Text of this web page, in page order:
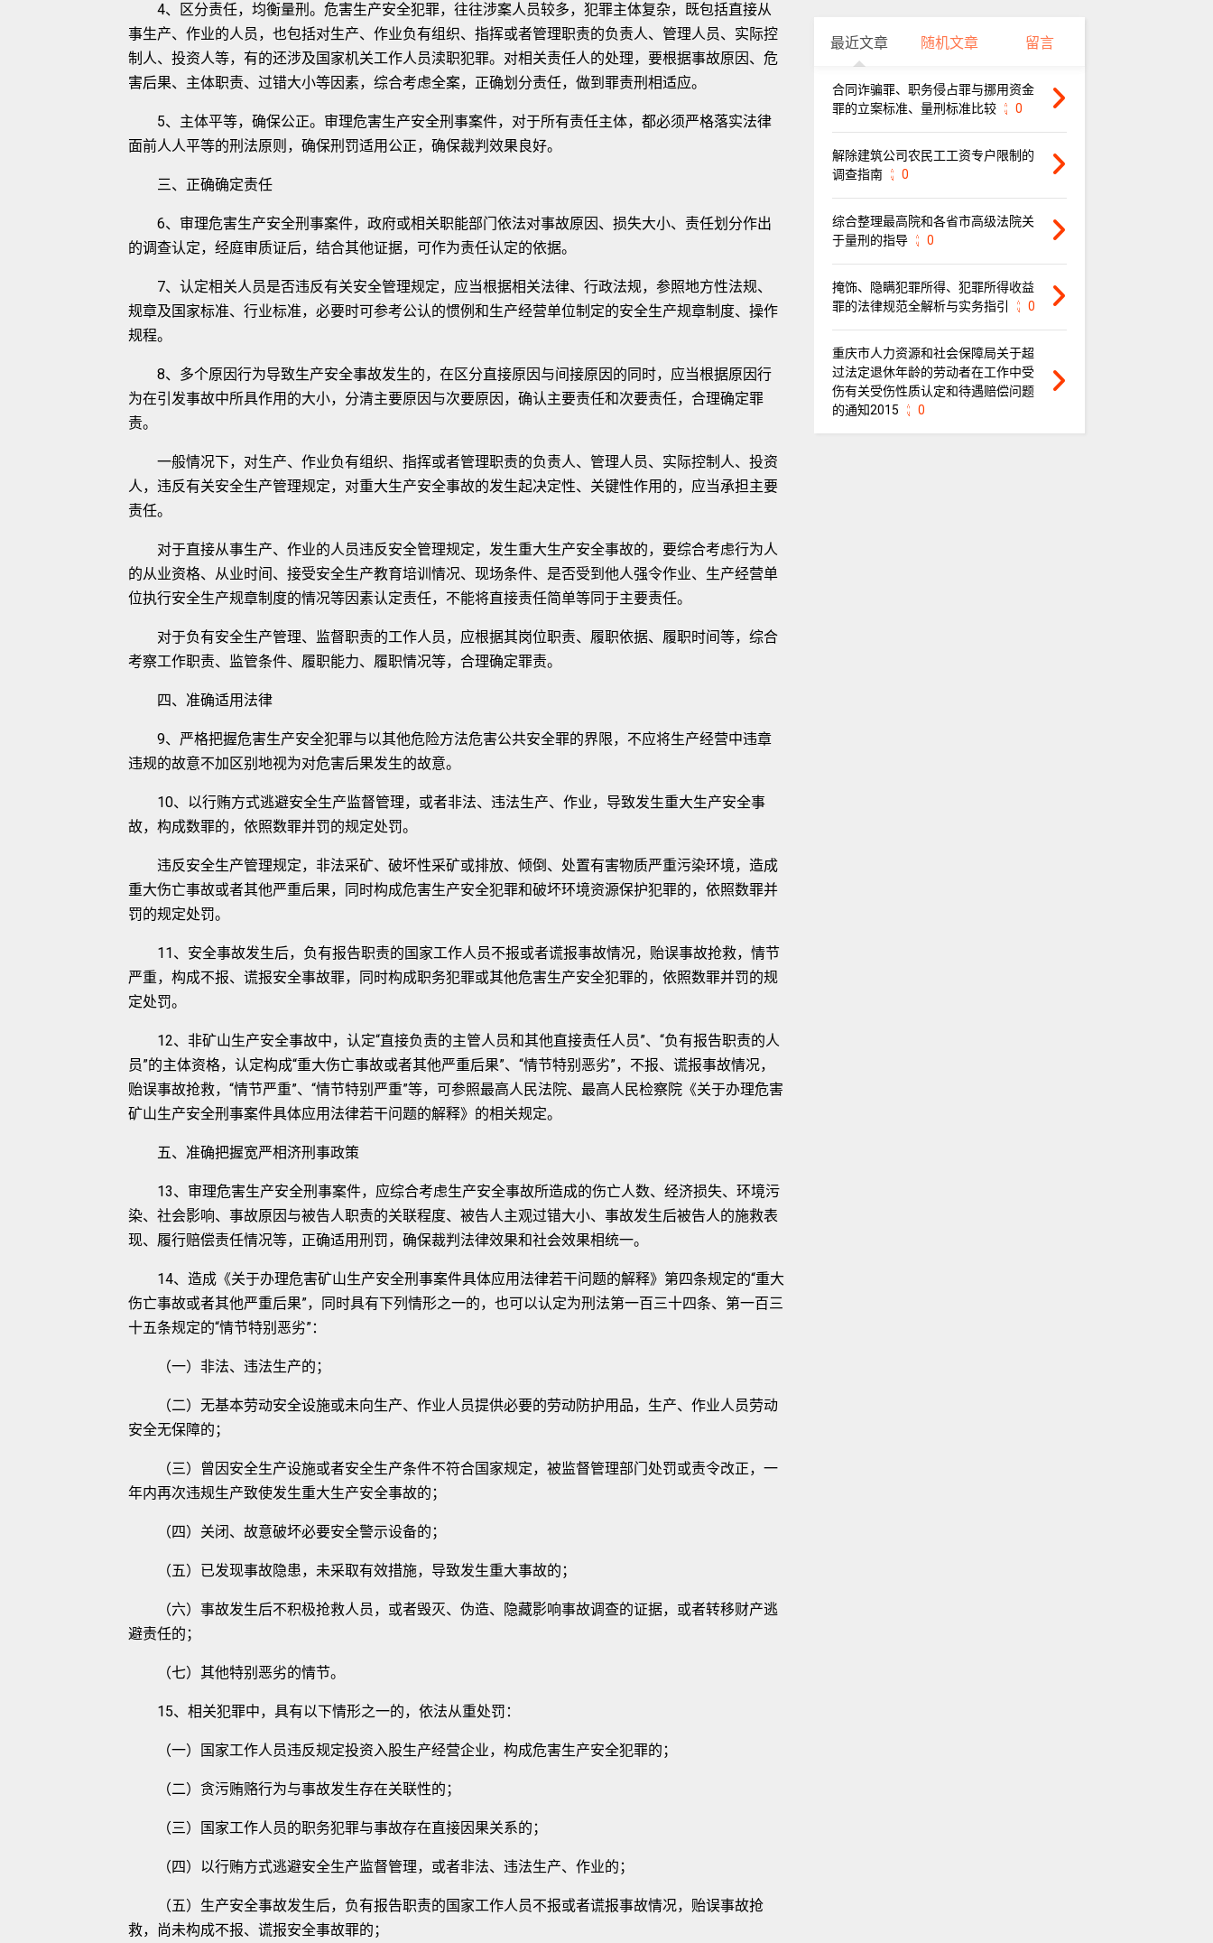
4、区分责任，均衡量刑。危害生产安全犯罪，往往涉案人员较多，犯罪主体复杂，既包括直接从
事生产、作业的人员，也包括对生产、作业负有组织、指挥或者管理职责的负责人、管理人员、实际控
制人、投资人等，有的还涉及国家机关工作人员渎职犯罪。对相关责任人的处理，要根据事故原因、危
害后果、主体职责、过错大小等因素，综合考虑全案，正确划分责任，做到罪责刑相适应。
5、主体平等，确保公正。审理危害生产安全刑事案件，对于所有责任主体，都必须严格落实法律
面前人人平等的刑法原则，确保刑罚适用公正，确保裁判效果良好。
三、正确确定责任
6、审理危害生产安全刑事案件，政府或相关职能部门依法对事故原因、损失大小、责任划分作出
的调查认定，经庭审质证后，结合其他证据，可作为责任认定的依据。
7、认定相关人员是否违反有关安全管理规定，应当根据相关法律、行政法规，参照地方性法规、
规章及国家标准、行业标准，必要时可参考公认的惯例和生产经营单位制定的安全生产规章制度、操作
规程。
8、多个原因行为导致生产安全事故发生的，在区分直接原因与间接原因的同时，应当根据原因行
为在引发事故中所具作用的大小，分清主要原因与次要原因，确认主要责任和次要责任，合理确定罪
责。
一般情况下，对生产、作业负有组织、指挥或者管理职责的负责人、管理人员、实际控制人、投资
人，违反有关安全生产管理规定，对重大生产安全事故的发生起决定性、关键性作用的，应当承担主要
责任。
对于直接从事生产、作业的人员违反安全管理规定，发生重大生产安全事故的，要综合考虑行为人
的从业资格、从业时间、接受安全生产教育培训情况、现场条件、是否受到他人强令作业、生产经营单
位执行安全生产规章制度的情况等因素认定责任，不能将直接责任简单等同于主要责任。
对于负有安全生产管理、监督职责的工作人员，应根据其岗位职责、履职依据、履职时间等，综合
考察工作职责、监管条件、履职能力、履职情况等，合理确定罪责。
四、准确适用法律
9、严格把握危害生产安全犯罪与以其他危险方法危害公共安全罪的界限，不应将生产经营中违章
违规的故意不加区别地视为对危害后果发生的故意。
10、以行贿方式逃避安全生产监督管理，或者非法、违法生产、作业，导致发生重大生产安全事
故，构成数罪的，依照数罪并罚的规定处罚。
违反安全生产管理规定，非法采矿、破坏性采矿或排放、倾倒、处置有害物质严重污染环境，造成
重大伤亡事故或者其他严重后果，同时构成危害生产安全犯罪和破坏环境资源保护犯罪的，依照数罪并
罚的规定处罚。
11、安全事故发生后，负有报告职责的国家工作人员不报或者谎报事故情况，贻误事故抢救，情节
严重，构成不报、谎报安全事故罪，同时构成职务犯罪或其他危害生产安全犯罪的，依照数罪并罚的规
定处罚。
12、非矿山生产安全事故中，认定“直接负责的主管人员和其他直接责任人员”、“负有报告职责的人
员”的主体资格，认定构成“重大伤亡事故或者其他严重后果”、“情节特别恶劣”，不报、谎报事故情况，
贻误事故抢救，“情节严重”、“情节特别严重”等，可参照最高人民法院、最高人民检察院《关于办理危害
矿山生产安全刑事案件具体应用法律若干问题的解释》的相关规定。
五、准确把握宽严相济刑事政策
13、审理危害生产安全刑事案件，应综合考虑生产安全事故所造成的伤亡人数、经济损失、环境污
染、社会影响、事故原因与被告人职责的关联程度、被告人主观过错大小、事故发生后被告人的施救表
现、履行赔偿责任情况等，正确适用刑罚，确保裁判法律效果和社会效果相统一。
14、造成《关于办理危害矿山生产安全刑事案件具体应用法律若干问题的解释》第四条规定的“重大
伤亡事故或者其他严重后果”，同时具有下列情形之一的，也可以认定为刑法第一百三十四条、第一百三
十五条规定的“情节特别恶劣”：
（一）非法、违法生产的；
（二）无基本劳动安全设施或未向生产、作业人员提供必要的劳动防护用品，生产、作业人员劳动
安全无保障的；
（三）曾因安全生产设施或者安全生产条件不符合国家规定，被监督管理部门处罚或责令改正，一
年内再次违规生产致使发生重大生产安全事故的；
（四）关闭、故意破坏必要安全警示设备的；
（五）已发现事故隐患，未采取有效措施，导致发生重大事故的；
（六）事故发生后不积极抢救人员，或者毁灭、伪造、隐藏影响事故调查的证据，或者转移财产逃
避责任的；
（七）其他特别恶劣的情节。
15、相关犯罪中，具有以下情形之一的，依法从重处罚：
（一）国家工作人员违反规定投资入股生产经营企业，构成危害生产安全犯罪的；
（二）贪污贿赂行为与事故发生存在关联性的；
（三）国家工作人员的职务犯罪与事故存在直接因果关系的；
（四）以行贿方式逃避安全生产监督管理，或者非法、违法生产、作业的；
（五）生产安全事故发生后，负有报告职责的国家工作人员不报或者谎报事故情况，贻误事故抢
救，尚未构成不报、谎报安全事故罪的；
最近文章 随机文章 留言
合同诈骗罪、职务侵占罪与挪用资金
罪的立案标准、量刑标准比较
0
解除建筑公司农民工工资专户限制的
调查指南
0
综合整理最高院和各省市高级法院关
于量刑的指导
0
掩饰、隐瞒犯罪所得、犯罪所得收益
罪的法律规范全解析与实务指引
0
重庆市人力资源和社会保障局关于超
过法定退休年龄的劳动者在工作中受
伤有关受伤性质认定和待遇赔偿问题
的通知2015
0